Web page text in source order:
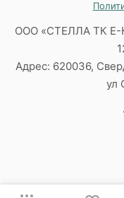
ООО «СТЕЛЛА ТК Е-
Адрес: 620036,
ул